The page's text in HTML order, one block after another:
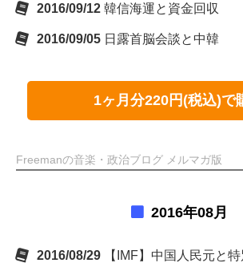
2016/09/12 韓信海運と資金回収
2016/09/05 日露首脳会談と中韓
1ヶ月分220円(税込)で
Freemanの音楽・政治ブログ メルマガ版
2016年08月
2016/08/29
【IMF】中国人民元と